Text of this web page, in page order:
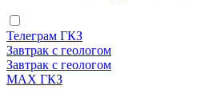
Телеграм ГКЗ
Завтрак с геологом
Завтрак с геологом
МАХ ГКЗ